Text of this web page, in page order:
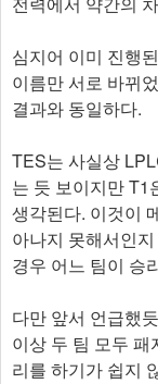
심지어 이미 진행
이름만 서로 바뀌
결과와 동일하다.
TES는 사실상
는 듯 보이지만 T1
생각된다. 이것이
아나지 못해서인
경우 어느 팀이 승
다만 앞서 언급했
이상 두 팀 모두
리를 하기가 쉽지